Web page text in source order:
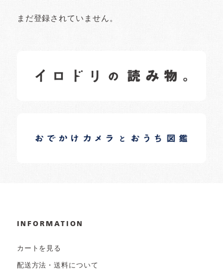
まだ登録されていません。
日常の様子など随時更新中です。
日常の様子など随時更新中です。
INFORMATION
カートを見る
配送方法・送料について